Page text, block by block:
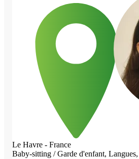
Le Havre - France
Baby-sitting / Garde d'enfant, Langues,